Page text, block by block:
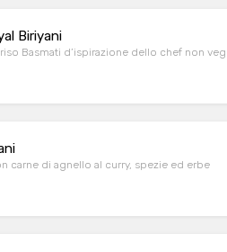
Biriyani
Basmati d’ispirazione dello chef non
carne di agnello al curry, spezie ed erbe